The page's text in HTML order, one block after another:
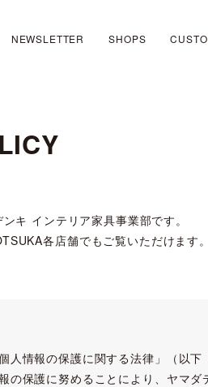
NEWSLETTER SHOPS
キ インテリア家具事業部です。
各店舗でもご覧いただけます。
情報の保護に関する法律」（以下
保護に努めることにより、ヤマダ